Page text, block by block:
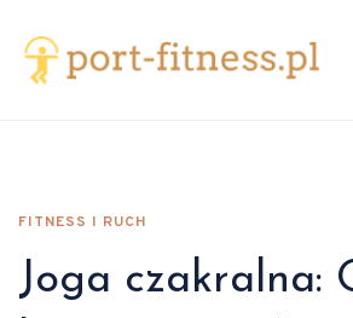
FITNESS I RUCH
Joga czakralna: